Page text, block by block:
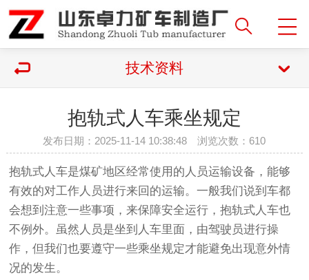
技术资料
抱轨式人车乘坐规定
发布日期：2025-11-14 10:38:48 浏览次数： 610
抱轨式人车是煤矿地区经常使用的人员运输设备，能够
有效的对工作人员进行来回的运输。一般我们说到车都
会想到注意一些事项，来保障安全运行，抱轨式人车也
不例外。虽然人员是坐到人车里面，由驾驶员进行操
作，但我们也要遵守一些乘坐规定才能避免出现意外情
况的发生。